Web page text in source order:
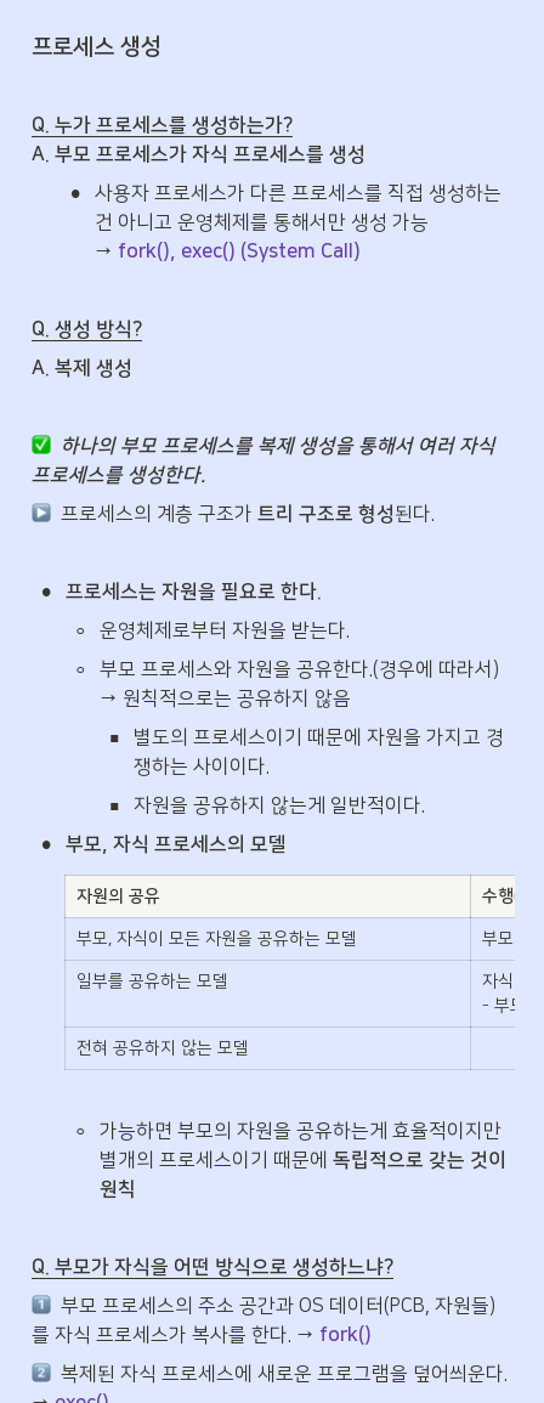
프로세스 생성
Q. 누가 프로세스를 생성하는가?
A. 부모 프로세스가 자식 프로세스를 생성
•
사용자 프로세스가 다른 프로세스를 직접 생성하는
건 아니고 운영체제를 통해서만 생성 가능
→ fork(), exec() (System Call)
Q. 생성 방식?
A. 복제 생성
하나의 부모 프로세스를 복제 생성을 통해서 여러 자식
프로세스를 생성한다.
프로세스의 계층 구조가 트리 구조로 형성된다.
• 프로세스는 자원을 필요로 한다.
◦ 운영체제로부터 자원을 받는다.
◦
부모 프로세스와 자원을 공유한다.(경우에 따라서)
→ 원칙적으로는 공유하지 않음
▪
별도의 프로세스이기 때문에 자원을 가지고 경
쟁하는 사이이다.
▪ 자원을 공유하지 않는게 일반적이다.
• 부모, 자식 프로세스의 모델
자원의 공유 수행
부모, 자식이 모든 자원을 공유하는 모델 부모와
일부를 공유하는 모델
자식이
- 부모
전혀 공유하지 않는 모델
◦
가능하면 부모의 자원을 공유하는게 효율적이지만
별개의 프로세스이기 때문에 독립적으로 갖는 것이
원칙
Q. 부모가 자식을 어떤 방식으로 생성하느냐?
부모 프로세스의 주소 공간과 OS 데이터(PCB, 자원들)
를 자식 프로세스가 복사를 한다. → fork()
복제된 자식 프로세스에 새로운 프로그램을 덮어씌운다.